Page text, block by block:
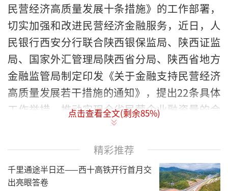
民营经济高质量发展十条措施》的工作部署，
切实加强和改进民营经济金融服务，近日，人
民银行西安分行联合陕西银保监局、陕西证监
局、国家外汇管理局陕西省分局、陕西省地方
金融监管局制定印发《关于金融支持民营经济
高质量发展若干措施的通知》，提出22条具体
工作举措，推动实现全省民营企业融资量的合
理增长和质的有效提升，确保金融对民营经济
的支持与民营经济对经济社会发展的贡献相适
《若干措施》要求金融系统坚持“两个毫不动
点击查看全文(剩余85%)
精彩推荐
千里通途半日还——西十高铁开行首月交
出亮眼答卷